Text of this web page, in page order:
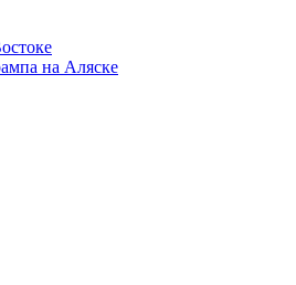
на Аляске